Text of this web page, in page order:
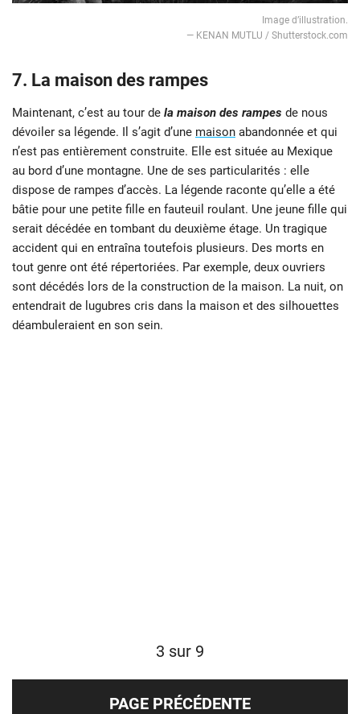
Image d’illustration.
— KENAN MUTLU / Shutterstock.com
7. La maison des rampes
Maintenant, c’est au tour de la maison des rampes de nous
dévoiler sa légende. Il s’agit d’une maison abandonnée et qui
n’est pas entièrement construite. Elle est située au Mexique
au bord d’une montagne. Une de ses particularités : elle
dispose de rampes d’accès. La légende raconte qu’elle a été
bâtie pour une petite fille en fauteuil roulant. Une jeune fille qui
serait décédée en tombant du deuxième étage. Un tragique
accident qui en entraîna toutefois plusieurs. Des morts en
tout genre ont été répertoriées. Par exemple, deux ouvriers
sont décédés lors de la construction de la maison. La nuit, on
entendrait de lugubres cris dans la maison et des silhouettes
déambuleraient en son sein.
3 sur 9
PAGE PRÉCÉDENTE